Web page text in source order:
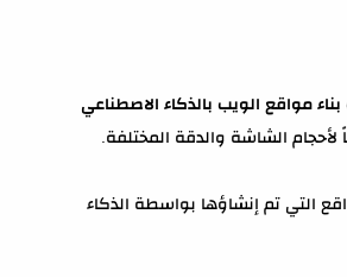
مواقع الويب بالذكاء الاصطناعي
لأحجام الشاشة والدقة المختلفة.
التي تم إنشاؤها بواسطة الذكاء